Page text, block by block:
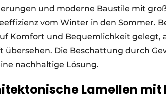
und moderne Baustile mit
vom Winter in den Sommer.
Komfort und Bequemlichkeit gelegt,
übersehen. Die Beschattung durch
nachhaltige Lösung.
Lamellen mit